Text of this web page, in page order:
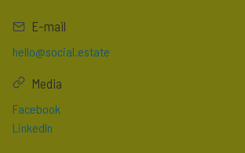
E-mail
hello@social.estate
Media
Facebook
LinkedIn